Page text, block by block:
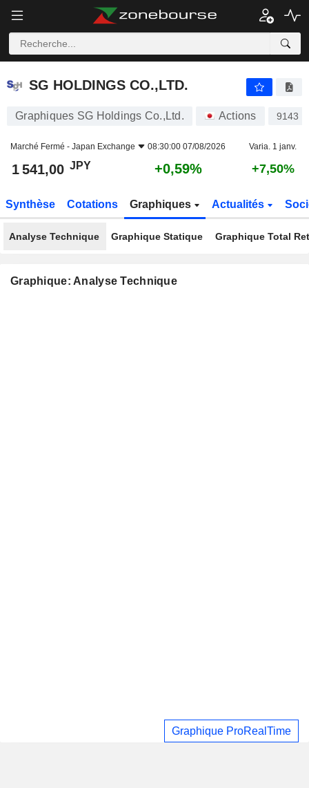
SG HOLDINGS CO.,LTD.
SG HOLDINGS CO.,LTD.
Graphiques SG Holdings Co.,Ltd. Actions 9143
Marché Fermé - Japan Exchange 08:30:00 07/08/2026 Varia. 1 janv.
1 541,00 JPY +0,59% +7,50%
Synthèse Cotations Graphiques Actualités
Analyse Technique Graphique Statique Graphique Total
Graphique: Analyse Technique
Graphique ProRealTime